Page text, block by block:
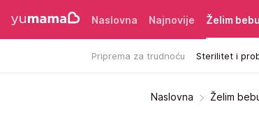
Naslovna Najnovije Želim bebu
Priprema za trudnoću Sterilitet i
Naslovna Želim